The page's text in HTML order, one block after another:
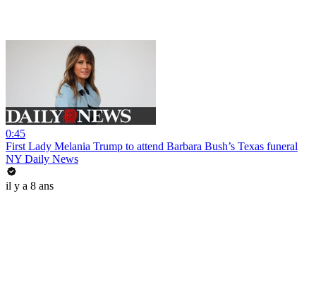
0:45
First Lady Melania Trump to attend Barbara Bush’s Texas funeral
NY Daily News
il y a 8 ans